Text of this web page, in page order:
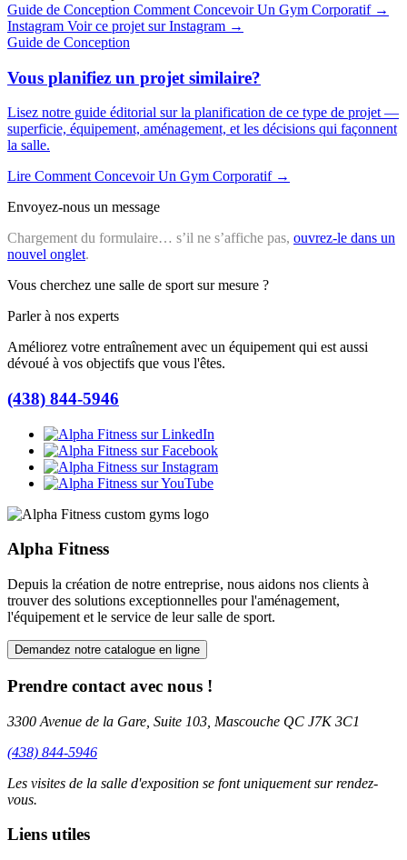
Guide de Conception Comment Concevoir Un Gym Corporatif →
Instagram Voir ce projet sur Instagram →
Guide de Conception
Vous planifiez un projet similaire?
Lisez notre guide éditorial sur la planification de ce type de projet —
superficie, équipement, aménagement, et les décisions qui façonnent
la salle.
Lire Comment Concevoir Un Gym Corporatif →
Envoyez-nous un message
Chargement du formulaire… s’il ne s’affiche pas, ouvrez-le dans un
nouvel onglet.
Vous cherchez une salle de sport sur mesure ?
Parler à nos experts
Améliorez votre entraînement avec un équipement qui est aussi
dévoué à vos objectifs que vous l'êtes.
(438) 844-5946
Alpha Fitness
Depuis la création de notre entreprise, nous aidons nos clients à
trouver des solutions exceptionnelles pour l'aménagement,
l'équipement et le service de leur salle de sport.
Demandez notre catalogue en ligne
Prendre contact avec nous !
3300 Avenue de la Gare, Suite 103, Mascouche QC J7K 3C1
(438) 844-5946
Les visites de la salle d'exposition se font uniquement sur rendez-
vous.
Liens utiles